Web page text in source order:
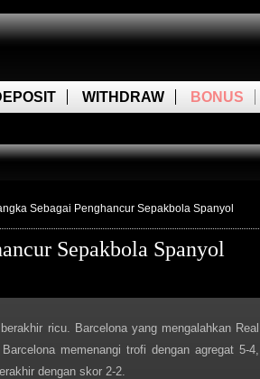
WITHDRAW BONUS
Sebagai Penghancur Sepakbola Spanyol
Sepakbola Spanyol
ricu. Barcelona yang mengalahkan Real
memenangi trofi dengan agregat 5-4,
dengan skor 2-2.